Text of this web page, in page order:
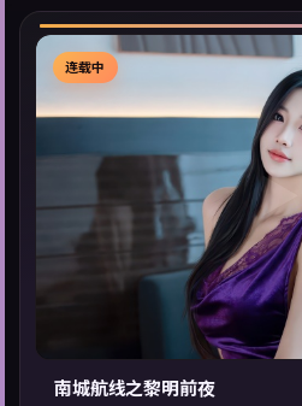
▶
连载中
南城航线之黎明前夜